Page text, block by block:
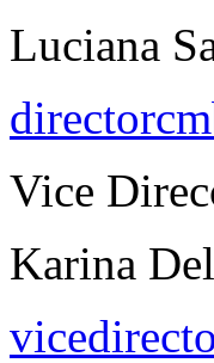
Luciana
Vice
Karina